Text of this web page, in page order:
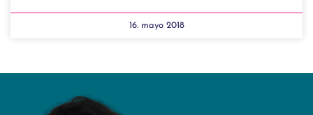
16. mayo 2018